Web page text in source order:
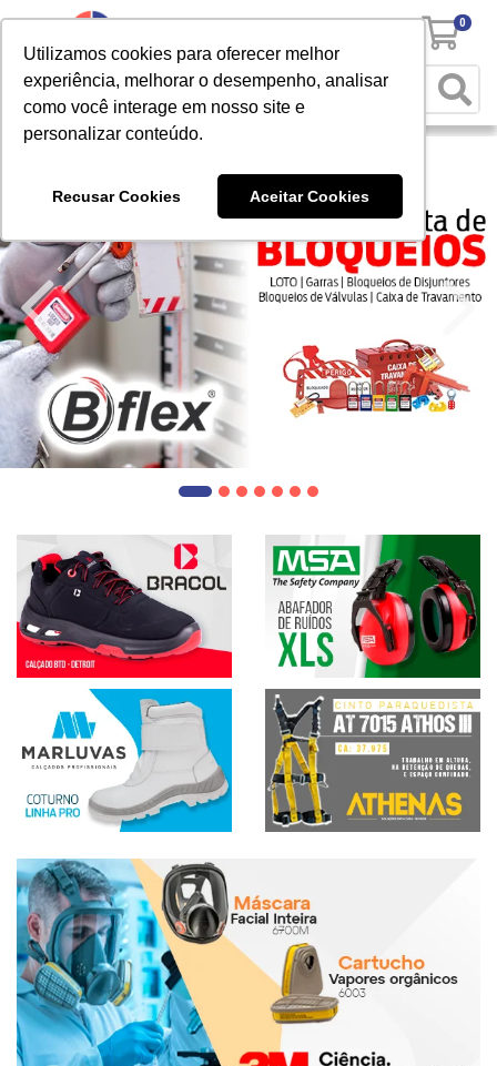
Utilizamos cookies para oferecer melhor
experiência, melhorar o desempenho, analisar
como você interage em nosso site e
personalizar conteúdo.
Recusar Cookies Aceitar Cookies
0